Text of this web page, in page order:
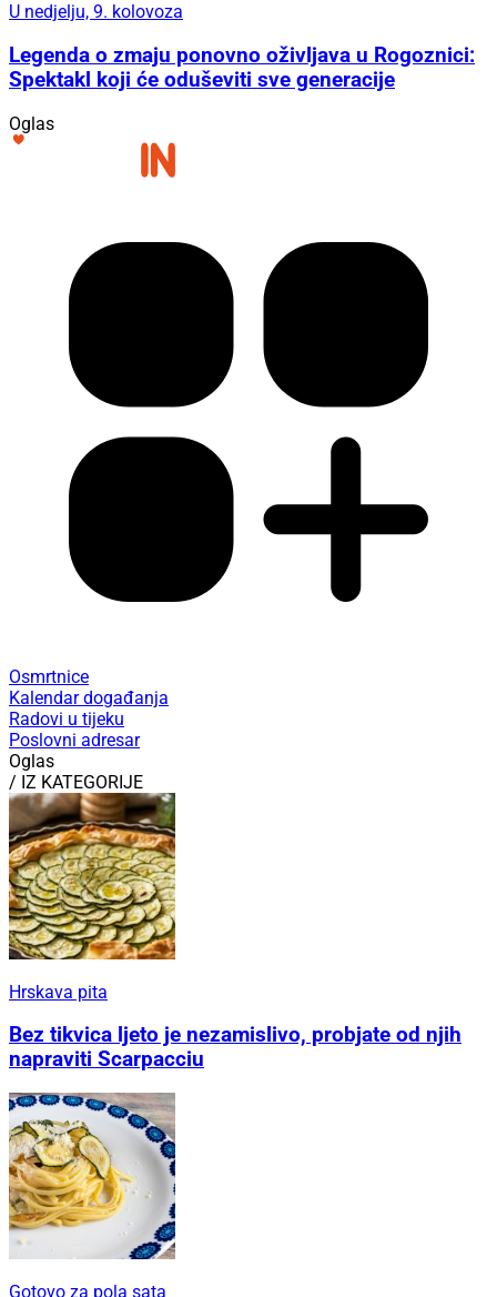
U nedjelju, 9. kolovoza
Legenda o zmaju ponovno oživljava u Rogoznici:
Spektakl koji će oduševiti sve generacije
Oglas
Osmrtnice
Kalendar događanja
Radovi u tijeku
Poslovni adresar
Oglas
/ IZ KATEGORIJE
Hrskava pita
Bez tikvica ljeto je nezamislivo, probjate od njih
napraviti Scarpacciu
Gotovo za pola sata